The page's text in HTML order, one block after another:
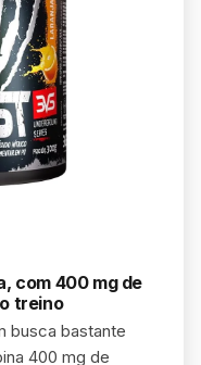
com 400 mg de
treino
busca bastante
400 mg de